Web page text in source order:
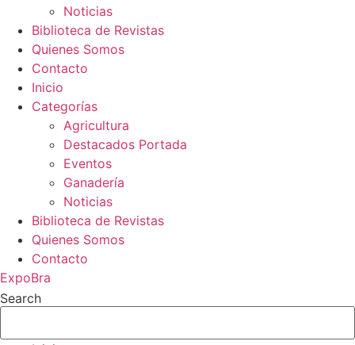
Noticias
Biblioteca de Revistas
Quienes Somos
Contacto
Inicio
Categorías
Agricultura
Destacados Portada
Eventos
Ganadería
Noticias
Biblioteca de Revistas
Quienes Somos
Contacto
ExpoBra
Search